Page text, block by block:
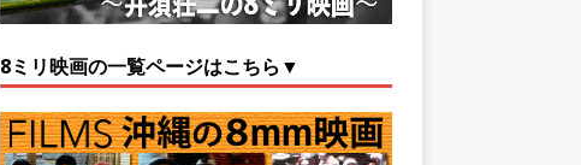
8ミリ映画の一覧ページはこちら▼